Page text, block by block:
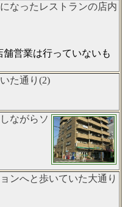
なったレストランの店内
営業は行っていないも
た通り(2)
ながらソ
ンへと歩いていた大通り